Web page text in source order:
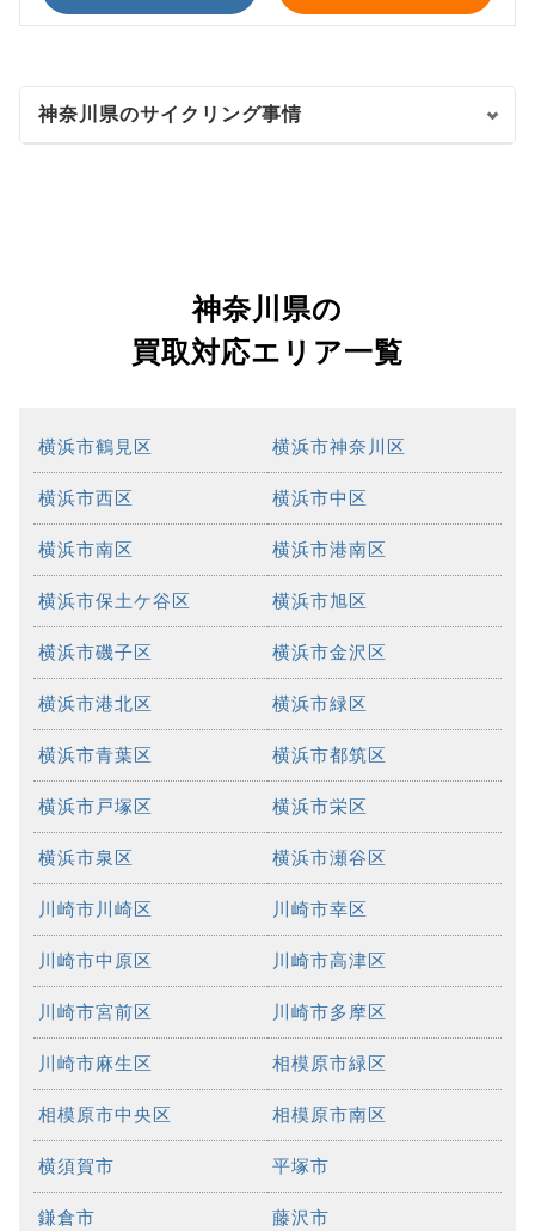
神奈川県のサイクリング事情
神奈川県の
買取対応エリア一覧
横浜市鶴見区 横浜市神奈川区
横浜市西区 横浜市中区
横浜市南区 横浜市港南区
横浜市保土ケ谷区 横浜市旭区
横浜市磯子区 横浜市金沢区
横浜市港北区 横浜市緑区
横浜市青葉区 横浜市都筑区
横浜市戸塚区 横浜市栄区
横浜市泉区 横浜市瀬谷区
川崎市川崎区 川崎市幸区
川崎市中原区 川崎市高津区
川崎市宮前区 川崎市多摩区
川崎市麻生区 相模原市緑区
相模原市中央区 相模原市南区
横須賀市 平塚市
鎌倉市 藤沢市